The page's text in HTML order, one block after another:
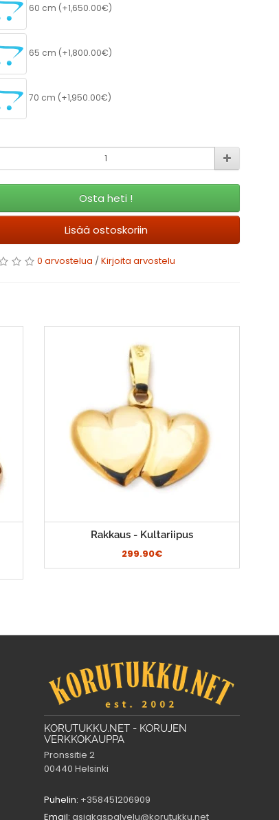
60 cm (+1,650.00€)
65 cm (+1,800.00€)
70 cm (+1,950.00€)
Osta heti !
Lisää ostoskoriin
0 arvostelua / Kirjoita arvostelu
Rakkaus - Kultariipus
299.90€
KORUTUKKU.NET - KORUJEN
VERKKOKAUPPA
Pronssitie 2
00440 Helsinki
Puhelin: +358451206909
Email: asiakaspalvelu@korutukku.net